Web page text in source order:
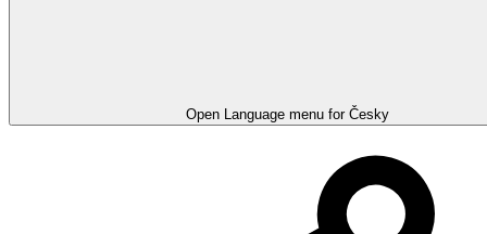
Open Language menu for Česky